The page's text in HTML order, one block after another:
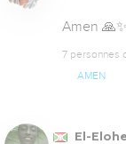
Amen
7 personnes
AMEN
El-